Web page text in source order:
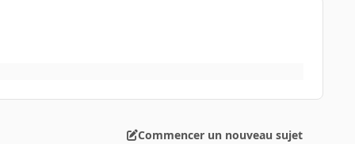
Commencer un nouveau sujet